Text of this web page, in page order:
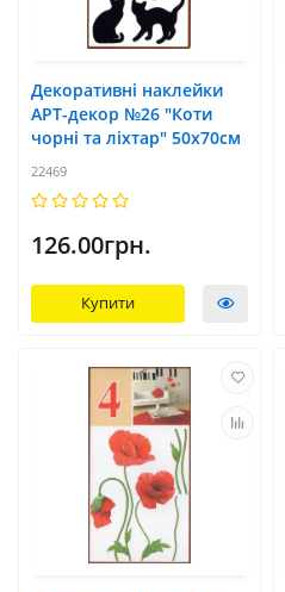
Декоративні наклейки
АРТ-декор №26 "Коти
чорні та ліхтар" 50x70см
22469
126.00грн.
Купити